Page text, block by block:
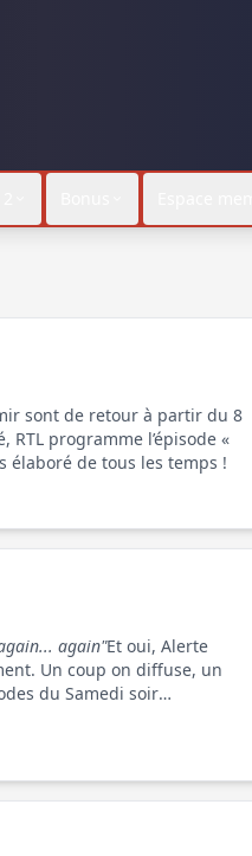
sont de retour à partir du 8
RTL programme l’épisode «
épisode annoncé comme étant le plus élaboré de tous les temps !
again"Et oui, Alerte
Un coup on diffuse, un
du Samedi soir